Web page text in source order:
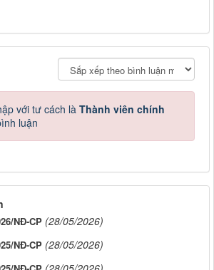
với tư cách làThành viên chính
luận
NĐ-CP (28/05/2026)
NĐ-CP (28/05/2026)